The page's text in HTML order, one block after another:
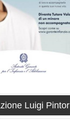
Luigi Pintor